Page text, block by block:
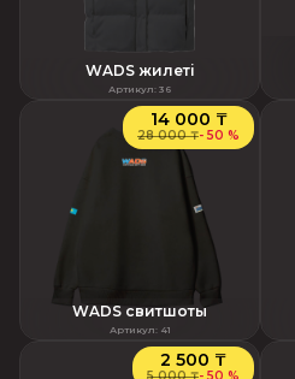
WADS жилеті
Артикул: 36
14 000 ₸
28 000 ₸- 50 %
WADS свитшоты
Артикул: 41
2 500 ₸